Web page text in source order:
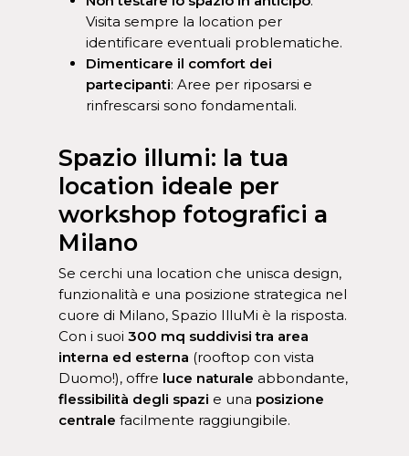
Visita sempre la location per
identificare eventuali problematiche.
Dimenticare il comfort dei
partecipanti: Aree per riposarsi e
rinfrescarsi sono fondamentali.
Spazio illumi: la tua
location ideale per
workshop fotografici a
Milano
Se cerchi una location che unisca design,
funzionalità e una posizione strategica nel
cuore di Milano, Spazio IlluMi è la risposta.
Con i suoi 300 mq suddivisi tra area
interna ed esterna (rooftop con vista
Duomo!), offre luce naturale abbondante,
flessibilità degli spazi e una posizione
centrale facilmente raggiungibile.